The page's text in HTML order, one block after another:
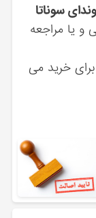
سوناتا
و یا مراجعه
خرید می